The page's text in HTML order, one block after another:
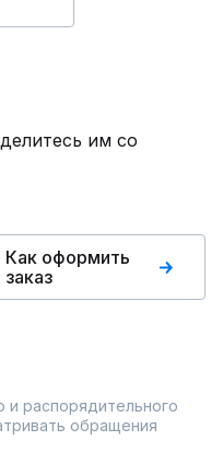
им со
Как оформить
заказ
и распорядительного
обращения